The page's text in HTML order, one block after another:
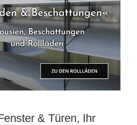
& Türen, Ihr